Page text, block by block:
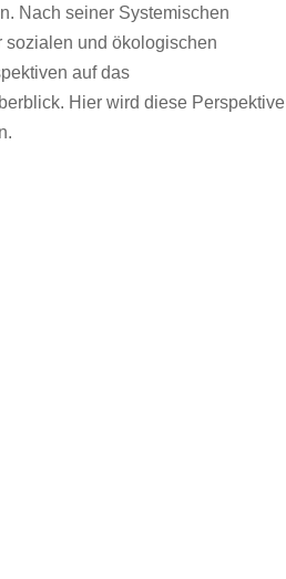
Nach seiner Systemischen
sozialen und ökologischen
auf das
Hier wird diese Perspektive